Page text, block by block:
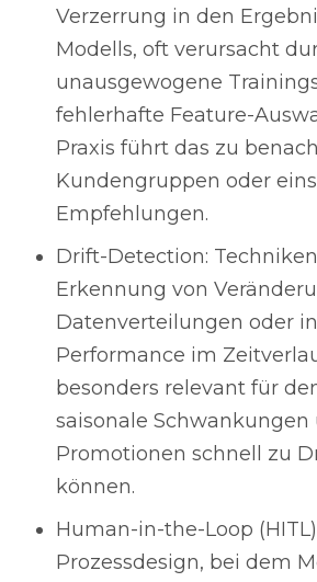
Verzerrung in den
Modells, oft verursacht
unausgewogene
fehlerhafte Feature-
Praxis führt das zu
Kundengruppen oder
Empfehlungen.
Drift-Detection:
Erkennung von
Datenverteilungen oder
Performance im
besonders relevant für
saisonale Schwankungen
Promotionen schnell zu
können.
Human-in-the-Loop
Prozessdesign, bei dem